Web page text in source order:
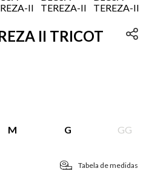
II TRICOT
M G GG
Tabela de medidas